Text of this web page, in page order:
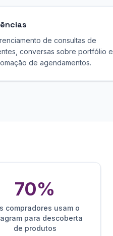
de consultas de
conversas sobre portfólio e
de agendamentos.
70%
compradores usam o
para descoberta
de produtos